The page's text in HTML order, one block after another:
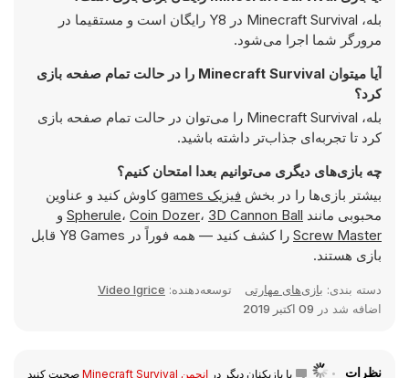
بله، Minecraft Survival در Y8 رایگان است و مستقیما در
مرورگر شما اجرا می‌شود.
آیا میتوان Minecraft Survival را در حالت تمام صفحه بازی
کرد؟
بله، Minecraft Survival را می‌توان در حالت تمام صفحه بازی
کرد تا تجربه‌ای جذاب‌تر داشته باشید.
چه بازی‌های دیگری می‌توانیم بعدا امتحان کنیم؟
بیشتر بازی‌ها را در بخش فیزیک games
کاوش کنید و عناوین
محبوبی مانند
Spherule، Coin Dozer، 3D Cannon Ball
و
Screw Master
را کشف کنید — همه فوراً در Y8 Games قابل
بازی هستند.
دسته بندی: بازی‌های مهارتی توسعه‌دهنده: Video Igrice
اضافه شد در 09 اکتبر 2019
نظرات با بازیکنان دیگر در انجمن Minecraft Survival صحبت کنید